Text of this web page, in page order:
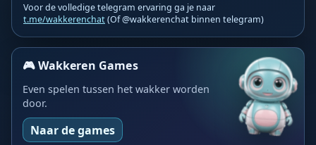
Voor de volledige telegram ervaring ga je naar
t.me/wakkerenchat(Of @wakkerenchat binnen telegram)
🎮 Wakkeren Games
Even spelen tussen het wakker worden
door.
Naar de games